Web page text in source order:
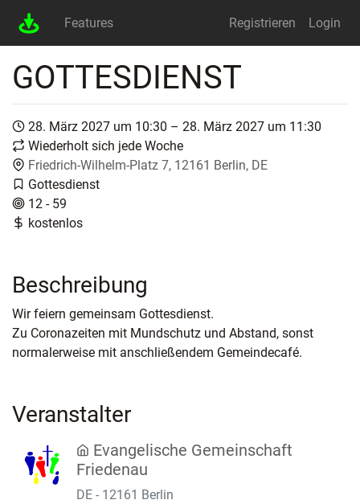
Features Registrieren Login
GOTTESDIENST
28. März 2027 um 10:30 – 28. März 2027 um 11:30
Wiederholt sich jede Woche
Friedrich-Wilhelm-Platz 7, 12161 Berlin, DE
Gottesdienst
12 - 59
kostenlos
Beschreibung
Wir feiern gemeinsam Gottesdienst.
Zu Coronazeiten mit Mundschutz und Abstand, sonst
normalerweise mit anschließendem Gemeindecafé.
Veranstalter
Evangelische Gemeinschaft
Friedenau
DE - 12161 Berlin